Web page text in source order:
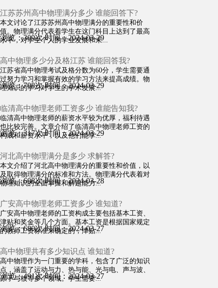
江苏苏州高中物理满分多少 谁能回答下?
本文讨论了江苏苏州高中物理满分的重要性和价
值。物理满分代表着学生在这门科目上达到了最高
水平，对学生个人的学业发展和未...
浏览：309次 时间：2024-03-29
高中物理多少分及格江苏 谁能回答我?
江苏省高中物理考试及格分数为60分，学生需要通
过努力学习和掌握有效的学习方法来提高成绩。物
理知识的学习对学生的学术发展...
浏览：708次 时间：2024-03-29
临清高中物理老师工资多少 谁能告知我?
临清高中物理老师的薪资水平较为优厚，福利待遇
也比较完善。文章介绍了临清高中物理老师工资的
构成和薪资水平，以及他们能享...
浏览：317次 时间：2024-03-29
河北高中物理满分是多少 求解答?
本文介绍了河北高中物理满分的重要性和价值，以
及取得物理满分的标准和方法。物理满分代表着对
物理知识的全面掌握和解题能力...
浏览：608次 时间：2024-03-28
广安高中物理老师工资多少 谁知道?
广安高中物理老师的工资构成主要包括基本工资、
津贴和奖金等几个方面。基本工资是根据国家规定
的教师工资标准来确定的，津贴...
浏览：680次 时间：2024-03-27
高中物理共有多少知识点 谁知道?
高中物理作为一门重要的学科，包含了广泛的知识
点，涵盖了运动与力、热与能、光与电、声与波、
原子与核等多个领域。学生需要...
浏览：491次 时间：2024-03-27